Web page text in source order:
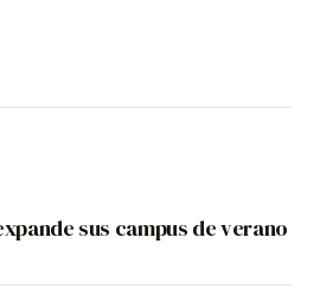
sus campus de verano